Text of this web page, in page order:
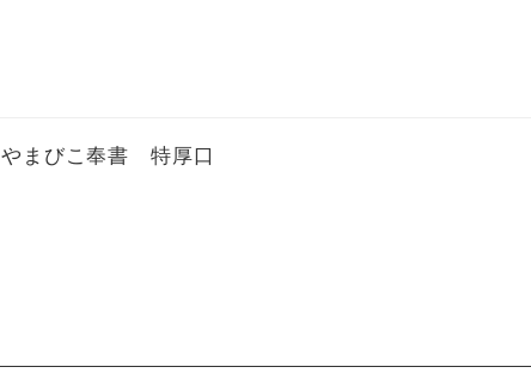
やまびこ奉書 特厚口